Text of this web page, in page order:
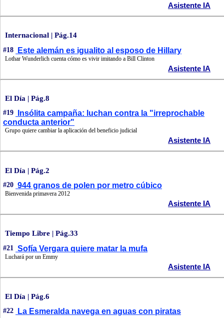
Asistente IA
Internacional | Pág.14
#18 Este alemán es igualito al esposo de Hillary
Lothar Wunderlich cuenta cómo es vivir imitando a Bill Clinton
Asistente IA
El Día | Pág.8
#19
Insólita campaña: luchan contra la "irreprochable
conducta anterior"
Grupo quiere cambiar la aplicación del beneficio judicial
Asistente IA
El Día | Pág.2
#20 944 granos de polen por metro cúbico
Bienvenida primavera 2012
Asistente IA
Tiempo Libre | Pág.33
#21 Sofía Vergara quiere matar la mufa
Luchará por un Emmy
Asistente IA
El Día | Pág.6
#22 La Esmeralda navega en aguas con piratas